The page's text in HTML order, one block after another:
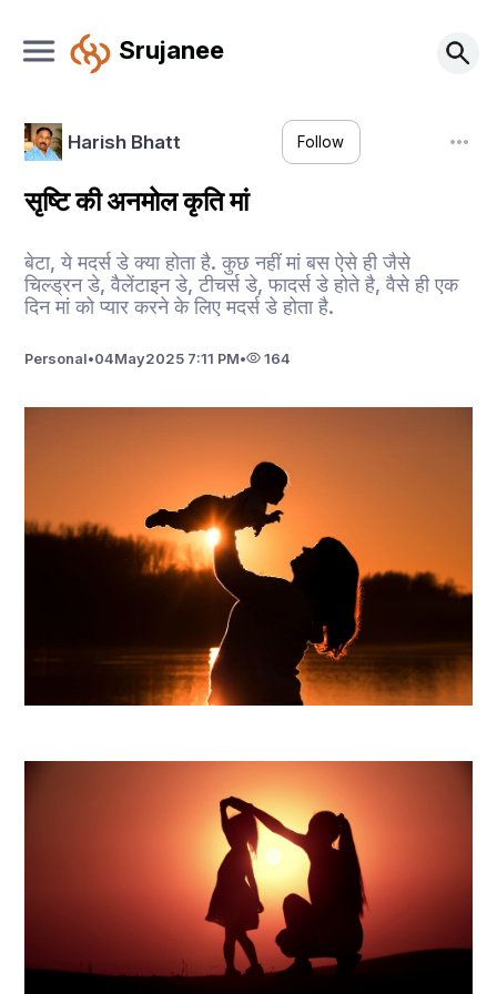
Srujanee
Harish Bhatt Follow
सृष्टि की अनमोल कृति मां
बेटा, ये मदर्स डे क्या होता है. कुछ नहीं मां बस ऐसे ही जैसे
चिल्ड्रन डे, वैलेंटाइन डे, टीचर्स डे, फादर्स डे होते है, वैसे ही एक
दिन मां को प्यार करने के लिए मदर्स डे होता है.
Personal•04May2025 7:11 PM• 164